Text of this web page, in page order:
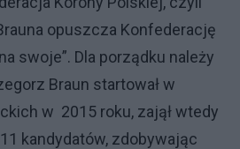
opuszcza Konfederację
swoje”. Dla porządku należy
Braun startował w
w 2015 roku, zajął wtedy
kandydatów, zdobywając